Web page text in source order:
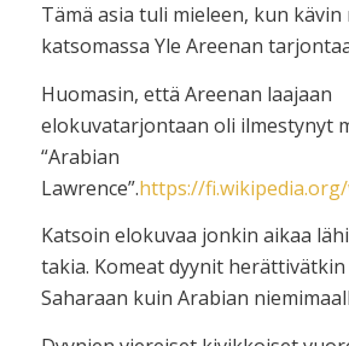
Tämä asia tuli mieleen, kun
katsomassa Yle Areenan
Huomasin, että Areenan laajaan
elokuvatarjontaan oli ilmestynyt
“Arabian
Lawrence”.https://
Katsoin elokuvaa jonkin aikaa
takia. Komeat dyynit
Saharaan kuin Arabian